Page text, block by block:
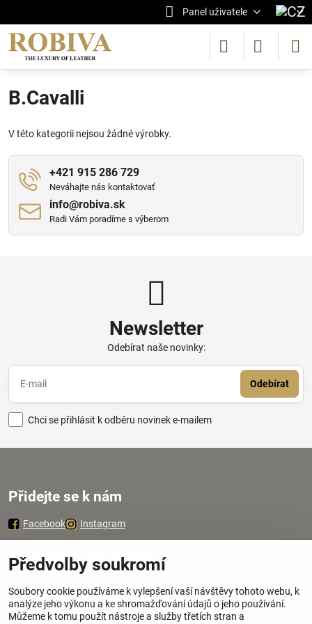
Panel uživatele
B.Cavalli
V této kategorii nejsou žádné výrobky.
+421 915 286 729
Neváhajte nás kontaktovať
info​@robiva​.sk
Radi Vám poradíme s výberom
Newsletter
Odebírat naše novinky:
Odebírat
Chci se přihlásit k odběru novinek e-mailem
Přidejte se k nám
Facebook Instagram
Zavoláme Vám zpátky
Váš telefon*
Předvolby soukromí
Soubory cookie používáme k vylepšení vaší návštěvy tohoto webu, k
analýze jeho výkonu a ke shromažďování údajů o jeho používání.
Můžeme k tomu použít nástroje a služby třetích stran a